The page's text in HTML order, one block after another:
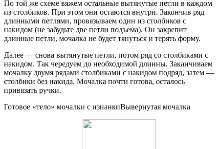
По той же схеме вяжем остальные вытянутые петли в каждом
из столбиков. При этом они остаются внутри. Закончив ряд
длинными петлями, провязываем один из столбиков с
накидом (не забудьте две петли подъема). Он закрепит
длинные петли, мочалка не будет тянуться и терять форму.
Далее — снова вытянутые петли, потом ряд со столбиками с
накидом. Так чередуем до необходимой длинны. Заканчиваем
мочалку двумя рядами столбиками с накидом подряд, затем —
столбики без накида. Мочалка почти готова, осталось
привязать ручки.
Готовое «тело» мочалки с изнанкиВывернутая мочалка